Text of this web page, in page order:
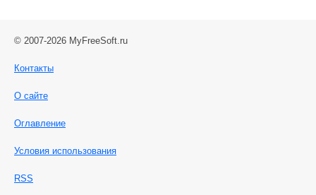
© 2007-2026 MyFreeSoft.ru
Контакты
О сайте
Оглавление
Условия использования
RSS